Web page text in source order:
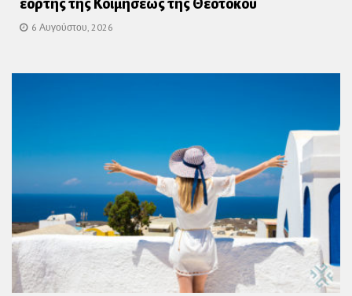
εορτής της Κοιμήσεως της Θεοτόκου
6 Αυγούστου, 2026